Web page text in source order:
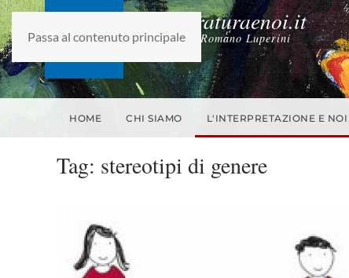
Passa al contenuto principale
laletteraturaenoi.it
fondato da Romano Luperini
HOME CHI SIAMO L'INTERPRETAZIONE E NOI
Tag: stereotipi di genere